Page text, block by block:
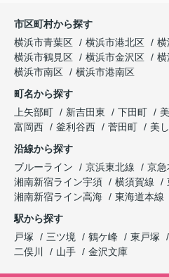
市区町村から探す
横浜市青葉区
横浜市港北区 横
横浜市鶴見区
横浜市金沢区 横
横浜市南区
横浜市港南区
町名から探す
上矢部町
新吉田東 下田町
富岡西
釜利谷西 菅田町
美
沿線から探す
ブルーライン
京浜東北線 京急
湘南新宿ライン宇須
横須賀線
湘南新宿ライン高海
東海道本線
駅から探す
戸塚
三ツ境 鶴ケ峰 東戸塚
二俣川
山手 金沢文庫